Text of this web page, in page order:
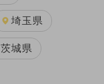
埼玉県
茨城県